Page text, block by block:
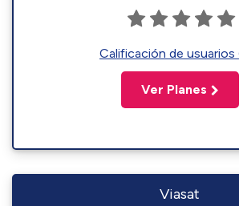
Calificación de usuarios
Ver Planes
Viasat